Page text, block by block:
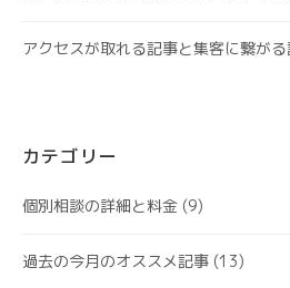
アクセスが取れる記事と集客に繋が
カテゴリー
個別相談の詳細と料金 (9)
過去の今月のオススメ記事 (13)